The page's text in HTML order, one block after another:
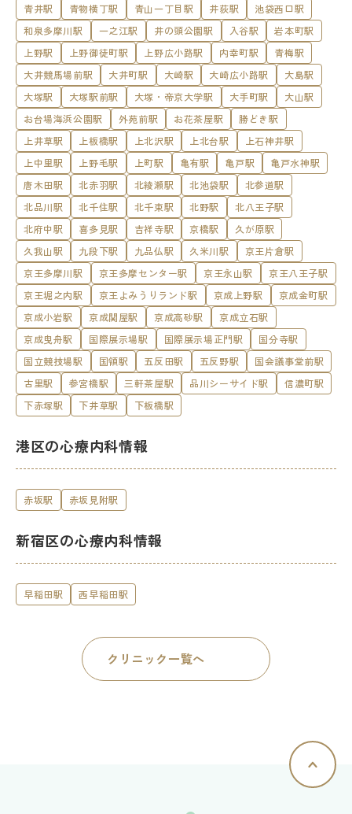
青井駅
青物横丁駅 青山一丁目駅 井荻駅
池袋西口駅
和泉多摩川駅
一之江駅 井の頭公園駅 入谷駅
岩本町駅
上野駅
上野御徒町駅 上野広小路駅 内幸町駅
青梅駅
大井競馬場前駅
大井町駅 大崎駅 大崎広小路駅
大島駅
大塚駅
大塚駅前駅 大塚・帝京大学駅 大手町駅
大山駅
お台場海浜公園駅
外苑前駅 お花茶屋駅
勝どき駅
上井草駅
上板橋駅 上北沢駅 上北台駅
上石神井駅
上中里駅
上野毛駅 上町駅 亀有駅 亀戸駅
亀戸水神駅
唐木田駅
北赤羽駅 北綾瀬駅 北池袋駅
北参道駅
北品川駅
北千住駅 北千束駅 北野駅
北八王子駅
北府中駅
喜多見駅 吉祥寺駅 京橋駅
久が原駅
久我山駅
九段下駅 九品仏駅 久米川駅
京王片倉駅
京王多摩川駅
京王多摩センター駅 京王永山駅
京王八王子駅
京王堀之内駅
京王よみうりランド駅 京成上野駅
京成金町駅
京成小岩駅
京成関屋駅 京成高砂駅
京成立石駅
京成曳舟駅
国際展示場駅 国際展示場正門駅
国分寺駅
国立競技場駅
国領駅 五反田駅 五反野駅
国会議事堂前駅
古里駅
参宮橋駅 三軒茶屋駅 品川シーサイド駅
信濃町駅
下赤塚駅
下井草駅 下板橋駅
港区の心療内科情報
赤坂駅 赤坂見附駅
新宿区の心療内科情報
早稲田駅 西早稲田駅
クリニック一覧へ